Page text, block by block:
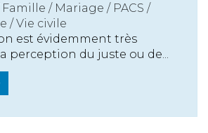
Famille / Mariage / PACS /
/ Vie civile
est évidemment très
perception du juste ou de...